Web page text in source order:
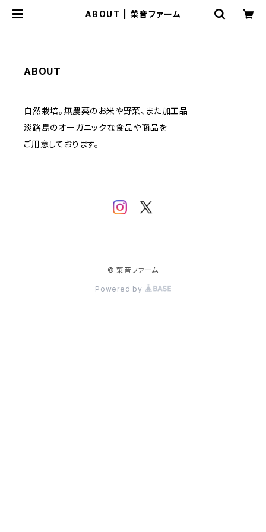
ABOUT | 菜音ファーム
ABOUT
自然栽培。無農薬のお米や野菜、また加工品
淡路島のオーガニックな食品や商品を
ご用意しております。
© 菜音ファーム
Powered by